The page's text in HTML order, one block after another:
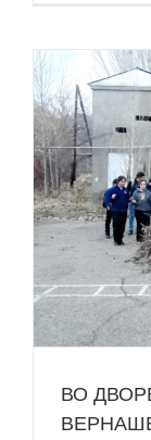
ВО